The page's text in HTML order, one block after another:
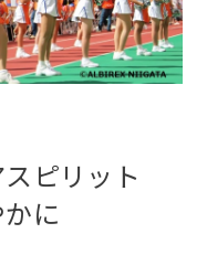
スピリット
に